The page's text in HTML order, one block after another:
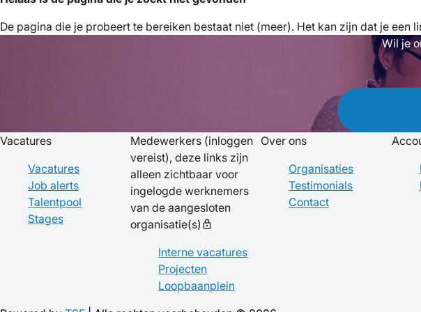
De pagina die je probeert te bereiken bestaat niet (meer). Het kan zijn dat je
Wil je
Vacatures
Vacatures
Job alerts
Talentpool
Stages
Medewerkers (inloggen
vereist), deze links zijn
alleen zichtbaar voor
ingelogde werknemers
van de aangesloten
organisatie(s) lock
Interne vacatures
Projecten
Loopbaanplein
Over ons
Organisaties
Testimonials
Contact